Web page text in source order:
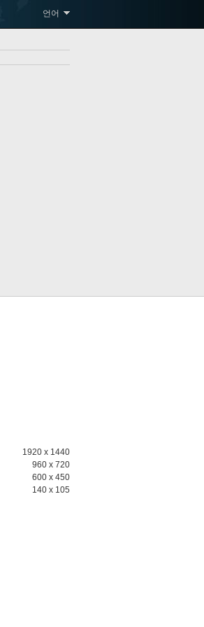
언어
1920 x 1440
960 x 720
600 x 450
140 x 105